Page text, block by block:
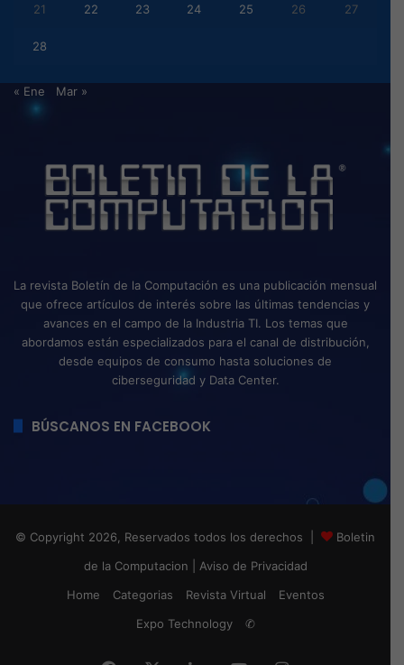
21 22 23 24 25 26 27
28
« Ene Mar »
La revista Boletín de la Computación es una publicación mensual
que ofrece artículos de interés sobre las últimas tendencias y
avances en el campo de la Industria TI. Los temas que
abordamos están especializados para el canal de distribución,
desde equipos de consumo hasta soluciones de
ciberseguridad y Data Center.
BÚSCANOS EN FACEBOOK
© Copyright 2026, Reservados todos los derechos |
Boletin
de la Computacion
Aviso de Privacidad
Home
Categorias Revista Virtual
Eventos
Expo Technology
✆